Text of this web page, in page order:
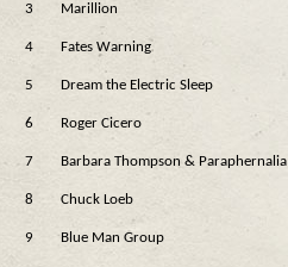
3 Marillion
4 Fates Warning
5 Dream the Electric Sleep
6 Roger Cicero
7 Barbara Thompson & Paraphernalia
8 Chuck Loeb
9 Blue Man Group